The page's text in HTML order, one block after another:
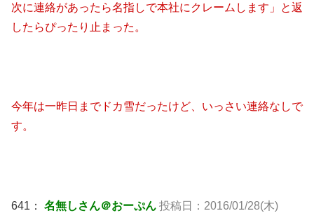
次に連絡があったら名指しで本社にクレームします」と返
したらぴったり止まった。
今年は一昨日までドカ雪だったけど、いっさい連絡なしで
す。
641： 名無しさん＠おーぷん 投稿日：2016/01/28(木)